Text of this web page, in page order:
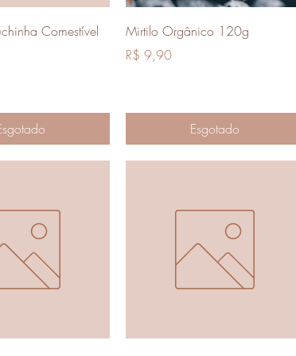
rápida
Comestível
Visualização rápida
Mirtilo Orgânico 120g
Preço
R$ 9,90
Esgotado